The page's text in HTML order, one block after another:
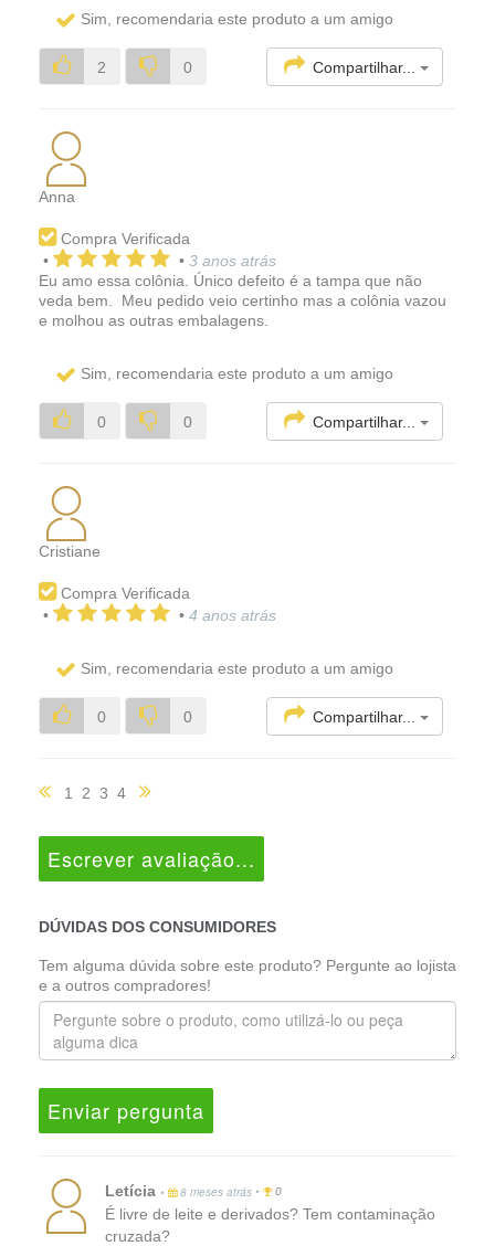
Sim, recomendaria este produto a um amigo
2 0 Compartilhar...
Anna
Compra Verificada
•
• 3 anos atrás
Eu amo essa colônia. Único defeito é a tampa que não
veda bem. Meu pedido veio certinho mas a colônia vazou
e molhou as outras embalagens.
Sim, recomendaria este produto a um amigo
0 0 Compartilhar...
Cristiane
Compra Verificada
•
• 4 anos atrás
Sim, recomendaria este produto a um amigo
0 0 Compartilhar...
1 2 3 4
Escrever avaliação...
DÚVIDAS DOS CONSUMIDORES
Tem alguma dúvida sobre este produto? Pergunte ao lojista
e a outros compradores!
Enviar pergunta
Letícia • 8 meses atrás • 0
É livre de leite e derivados? Tem contaminação
cruzada?